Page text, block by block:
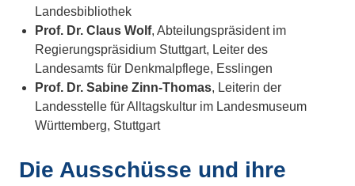
Landesbibliothek
Prof. Dr. Claus Wolf, Abteilungspräsident im
Regierungspräsidium Stuttgart, Leiter des
Landesamts für Denkmalpflege, Esslingen
Prof. Dr. Sabine Zinn-Thomas, Leiterin der
Landesstelle für Alltagskultur im Landesmuseum
Württemberg, Stuttgart
Die Ausschüsse und ihre